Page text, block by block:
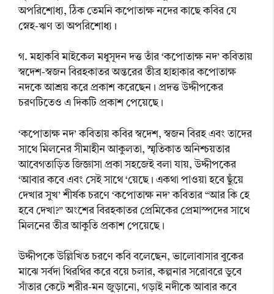
অপরিশোধ্য, ঠিক তেমনি কপোতাক্ষ নদের কাছে কবির যে
স্নেহ-ঋণ তা অপরিশোধ্য।
গ. মহাকবি মাইকেল মধুসূদন দত্ত তাঁর ‘কপোতাক্ষ নদ’ কবিতায়
স্বদেশ-স্বজন বিরহকাতর অন্তরের তীব্র হাহাকার কপোতাক্ষ
নদকে আশ্রয় করে প্রকাশ করেছেন। প্রদত্ত উদ্দীপকের
চরণটিতেও এ দিকটি প্রকাশ পেয়েছে।
‘কপোতাক্ষ নদ’ কবিতায় কবির স্বদেশ, স্বজন বিরহ এবং তাদের
সাথে মিলনের সীমাহীন আকুলতা, স্মৃতিকাত অনিশ্চয়তার
আবেগতাড়িত জিজ্ঞাসা প্রকা সহজেই বলা যায়, উদ্দীপকের
‘আবার কবে এবং সেই সাথে ‘য়েছে। একথা পাওয়া হবে ছুঁয়ে
দেখার সুখ’ শীর্ষক চরণে ‘কপোতাক্ষ নদ’ কবিতার “আর কি হে
হবে দেখা?” অংশের বিরহকাতর প্রেমিকের প্রেমাস্পদের সাথে
মিলনের তীব্র আকুতি প্রকাশ পেয়েছে।
উদ্দীপকে উল্লিখিত চরণে কবি বলেছেন, ভালোবাসার বুকের
মাঝে সর্বদা থিরথির করে বয়ে চলার, কল্পনার সরোবরে ডুবে
সাঁতার কেটে শরীর-মন জুড়ানো, গড়াই নদীকে আবার কবে